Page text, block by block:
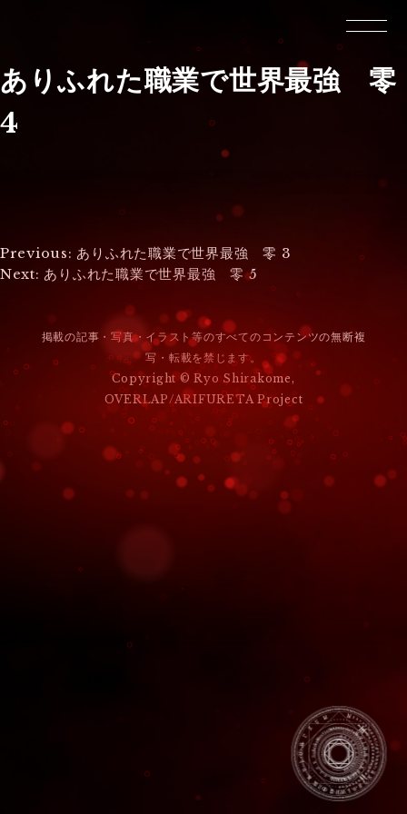
ありふれた職業で世界最強 零
4
投
ビ
ゲ
ー
シ
ョ
Previous: ありふれた職業で世界最強 零 3
Next: ありふれた職業で世界最強 零 5
掲載の記事・写真・イラスト等のすべてのコンテンツの無断複
写・転載を禁じます。
Copyright © Ryo Shirakome,
OVERLAP/ARIFURETA Project